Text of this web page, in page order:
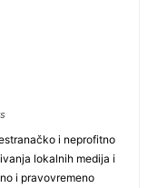
i neprofitno
lokalnih medija i
i pravovremeno